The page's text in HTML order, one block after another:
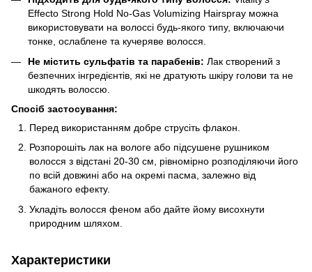
Effecto Strong Hold No-Gas Volumizing Hairspray можна
використовувати на волоссі будь-якого типу, включаючи
тонке, ослаблене та кучеряве волосся.
Не містить сульфатів та парабенів: Лак створений з
безпечних інгредієнтів, які не дратують шкіру голови та не
шкодять волоссю.
Спосіб застосування:
Перед використанням добре струсіть флакон.
Розпорошіть лак на вологе або підсушене рушником
волосся з відстані 20-30 см, рівномірно розподіляючи його
по всій довжині або на окремі пасма, залежно від
бажаного ефекту.
Укладіть волосся феном або дайте йому висохнути
природним шляхом.
Характеристики